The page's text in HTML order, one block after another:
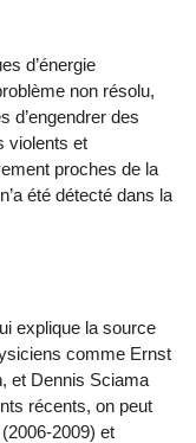
d’énergie
non résolu,
d’engendrer des
violents et
proches de la
été détecté dans la
explique la source
comme Ernst
et Dennis Sciama
récents, on peut
2009) et